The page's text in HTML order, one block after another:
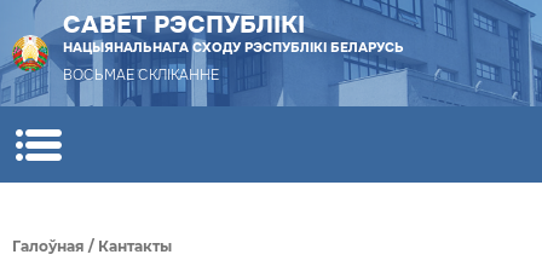
САВЕТ РЭСПУБЛІКІ
НАЦЫЯНАЛЬНАГА СХОДУ РЭСПУБЛІКІ БЕЛАРУСЬ
ВОСЬМАЕ СКЛІКАННЕ
Галоўная / Кантакты